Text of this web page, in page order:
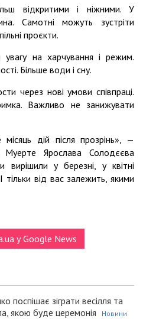
відкритими і ніжними. У
Самотні можуть зустріти
проєкти.
увагу на харчування і режим.
Більше води і сну.
через нові умови співпраці.
Важливо не занижувати
дій після прозрінь», —
Ярослава Солодєєва
у березні, у квітні
від вас залежить, якими
у Google News
поспішає зіграти весілля та
якою буде церемонія
Новини